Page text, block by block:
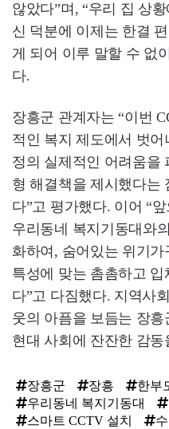
않았다”며, “우리 집 상
신 덕분에 이제는 한결
게 되어 이루 말할 수 없
다.
장흥군 관계자는 “이번
적인 복지 제도에서 벗
정의 실제적인 어려움을
형 해결책을 제시했다는
다”고 평가했다. 이어 “
우리동네 복지기동대와
화하여, 숨어있는 위기
특성에 맞는 촘촘하고
다”고 다짐했다. 지역사
웃의 아픔을 보듬는 장
현대 사회에 잔잔한 감
장흥군 장흥 한부
우리동네 복지기동대
스마트 CCTV 설치